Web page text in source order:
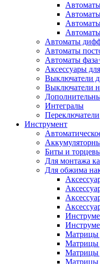
Автоматы
Автоматы
Автоматы
Аксессуары
Выключатели
Выключатели
Интегралы
Переключатели
Инструмент
Биты и
Для монтажа
Для обжима
Матрицы
Матрицы
Матрицы
Матрицы